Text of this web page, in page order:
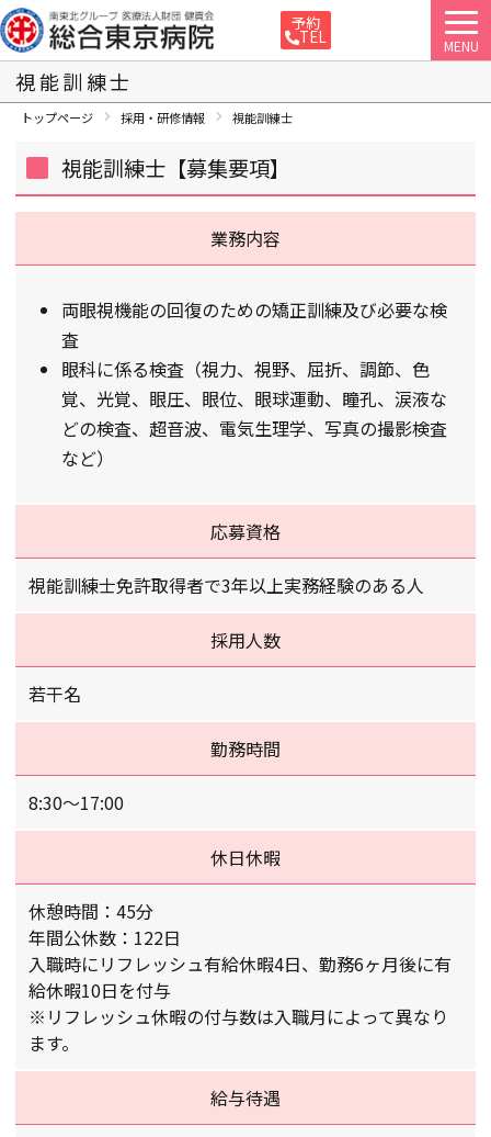
予約
TEL MENU
視能訓練士
トップページ 採用・研修情報 視能訓練士
視能訓練士【募集要項】
業務内容
両眼視機能の回復のための矯正訓練及び必要な検
査
眼科に係る検査（視力、視野、屈折、調節、色
覚、光覚、眼圧、眼位、眼球運動、瞳孔、涙液な
どの検査、超音波、電気生理学、写真の撮影検査
など）
応募資格
視能訓練士免許取得者で3年以上実務経験のある人
採用人数
若干名
勤務時間
8:30～17:00
休日休暇
休憩時間：45分
年間公休数：122日
入職時にリフレッシュ有給休暇4日、勤務6ヶ月後に有
給休暇10日を付与
※リフレッシュ休暇の付与数は入職月によって異なり
ます。
給与待遇